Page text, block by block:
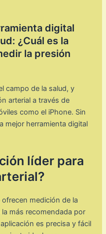
digital
¿Cuál es la
la presión
campo de la salud, y
arterial a través de
como el iPhone. Sin
mejor herramienta digital
líder para
medición de la
más recomendada por
es precisa y fácil